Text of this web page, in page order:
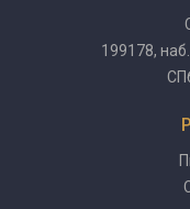
199178,